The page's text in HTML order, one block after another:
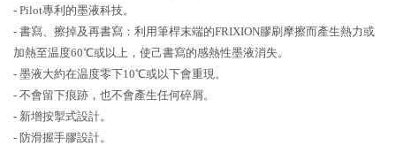
- Pilot專利的墨液科技。
- 書寫、擦掉及再書寫：利用筆桿末端的FRIXION膠刷摩擦而產生熱力或
加熱至温度60℃或以上，使己書寫的感熱性墨液消失。
- 墨液大約在温度零下10℃或以下會重現。
- 不會留下痕跡，也不會產生任何碎屑。
- 新增按掣式設計。
- 防滑握手膠設計。